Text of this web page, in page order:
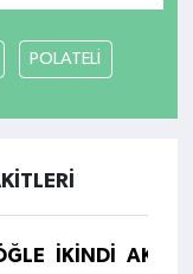
POLATELİ
İKINDI